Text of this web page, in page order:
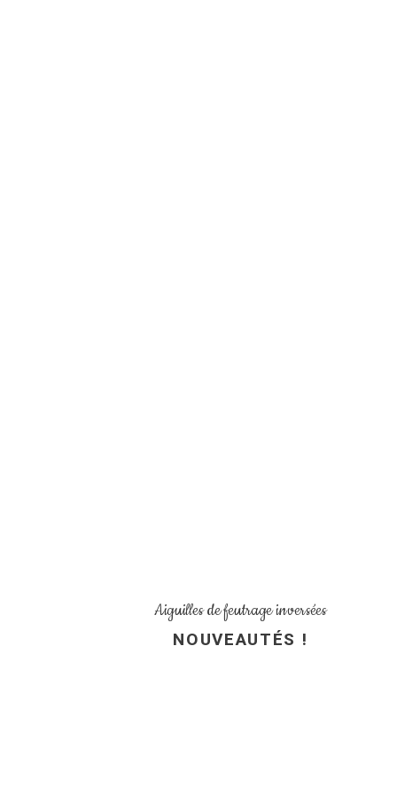
NOUVEAUTÉS !
Aiguilles de feutrage inversées